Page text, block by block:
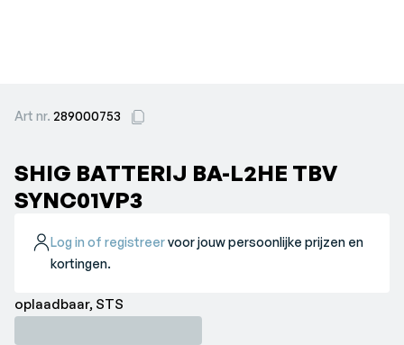
Art nr. 289000753
SHIG BATTERIJ BA-L2HE TBV
SYNC01VP3
Log in of registreervoor jouw persoonlijke prijzen en
kortingen.
oplaadbaar, STS